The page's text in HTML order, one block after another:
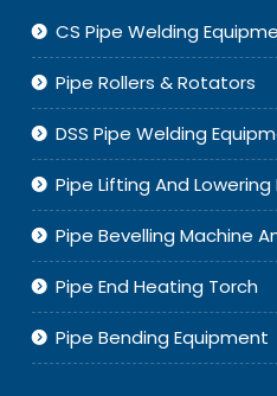
CS Pipe Welding
Pipe Rollers & Rotators
DSS Pipe Welding
Pipe Lifting And
Pipe Bevelling Machine
Pipe End Heating Torch
Pipe Bending Equipment